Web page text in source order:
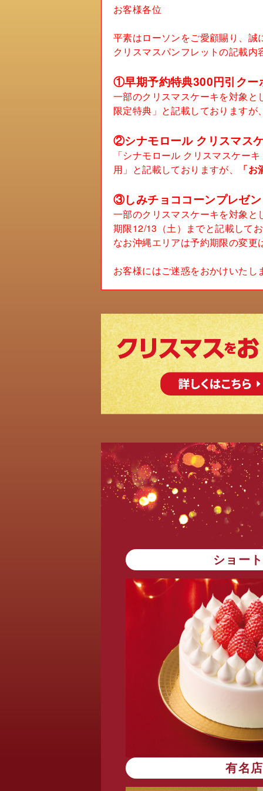
お客様各位
平素はローソンをご愛顧賜り、誠
クリスマスパンフレットの記載
①早期予約特典300円引クー
一部のクリスマスケーキを対象
限定特典」と記載しておりますが
②シナモロール クリスマス
「シナモロール クリスマスケー
用」と記載しておりますが、
「
③しみチョココーンプレゼ
一部のクリスマスケーキを対象
期限12/13（土）までと記載して
なお沖縄エリアは予約期限の変更
お客様にはご迷惑をおかけいた
ショー
有名